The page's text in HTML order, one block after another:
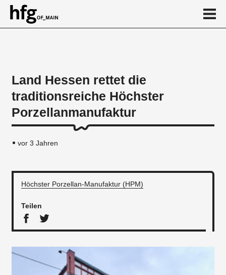
News
Land Hessen rettet die
traditionsreiche Höchster
Porzellanmanufaktur
vor 3 Jahren
Höchster Porzellan-Manufaktur (HPM)
Teilen